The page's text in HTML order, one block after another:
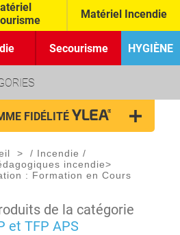
Matériel Incendie
Secourisme HYGIÈNE
FIDÉLITÉ
> / Incendie /
incendie>
: Formation en Cours
de la catégorie
et TFP APS